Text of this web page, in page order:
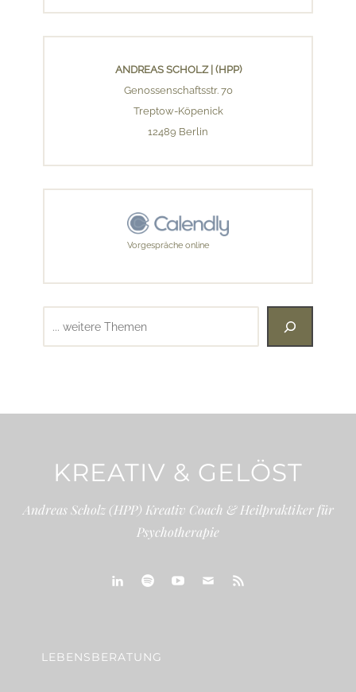
ANDREAS SCHOLZ | (HPP)
Genossenschaftsstr. 70
Treptow-Köpenick
12489 Berlin
Vorgespräche online
KREATIV & GELÖST
Andreas Scholz (HPP) Kreativ Coach & Heilpraktiker für
Psychotherapie
LEBENSBERATUNG